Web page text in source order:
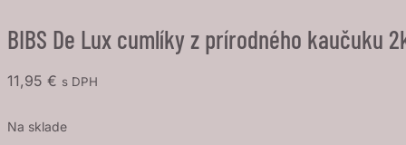
BIBS De Lux cumlíky z prírodného kaučuku
11,95 € s DPH
Na sklade